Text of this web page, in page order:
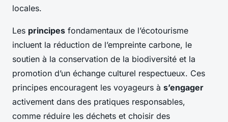
locales.
Les principes fondamentaux de l’écotourisme
incluent la réduction de l’empreinte carbone, le
soutien à la conservation de la biodiversité et la
promotion d’un échange culturel respectueux. Ces
principes encouragent les voyageurs à s’engager
activement dans des pratiques responsables,
comme réduire les déchets et choisir des